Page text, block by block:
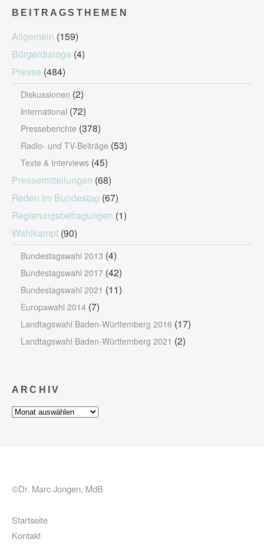
BEITRAGSTHEMEN
Allgemein (159)
Bürgerdialoge (4)
Presse (484)
Diskussionen (2)
International (72)
Presseberichte (378)
Radio- und TV-Beiträge (53)
Texte & Interviews (45)
Pressemitteilungen (68)
Reden im Bundestag (67)
Regierungsbefragungen (1)
Wahlkampf (90)
Bundestagswahl 2013 (4)
Bundestagswahl 2017 (42)
Bundestagswahl 2021 (11)
Europawahl 2014 (7)
Landtagswahl Baden-Württemberg 2016 (17)
Landtagswahl Baden-Württemberg 2021 (2)
ARCHIV
Archiv
©Dr. Marc Jongen, MdB
Startseite
Kontakt